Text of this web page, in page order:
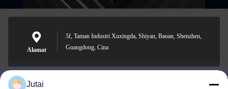
Alamat
5f, Taman Industri Xuxingda, Shiyan, Baoan, Shenzhen,
Guangdong, Cina
Jutai